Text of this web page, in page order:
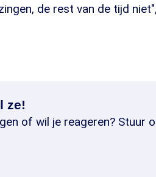
de rest van de tijd
ze!
of wil je reageren? Stuur